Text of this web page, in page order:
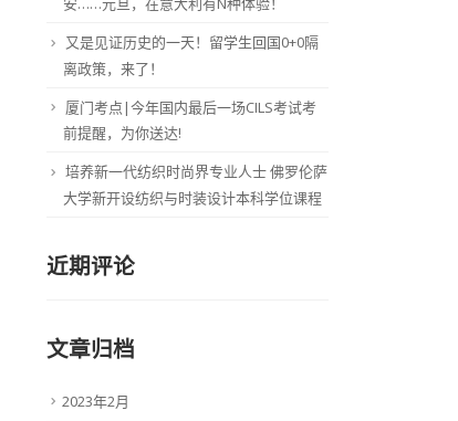
又是见证历史的一天！留学生回国0+0隔
离政策，来了！
厦门考点|今年国内最后一场CILS考试考
前提醒，为你送达!
培养新一代纺织时尚界专业人士 佛罗伦萨
大学新开设纺织与时装设计本科学位课程
近期评论
文章归档
2023年2月